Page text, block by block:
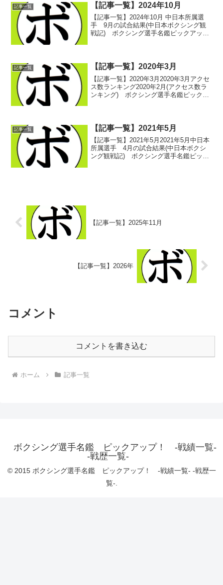
記事一覧 【記事一覧】2024年10月
【記事一覧】2024年10月 中日本所属選
手 9月の試合結果(中日本ボクシング観
戦記) ボクシング選手名鑑ピックアッ
記事一覧 【記事一覧】2020年3月
【記事一覧】2020年3月2020年3月アクセ
ス数ランキング2020年2月(アクセス数ラ
ンキング) ボクシング選手名鑑ピックア
記事一覧 【記事一覧】2021年5月
【記事一覧】2021年5月2021年5月中日本
所属選手 4月の試合結果(中日本ボクシ
ング観戦記) ボクシング選手名鑑ピック
【記事一覧】2025年11月
【記事一覧】2026年
コメント
コメントを書き込む
ホーム 記事一覧
ボクシング選手名鑑 ピックアップ！ -戦績一覧-
-戦歴一覧-
© 2015 ボクシング選手名鑑 ピックアップ！ -戦績一覧- -戦歴一
覧-.